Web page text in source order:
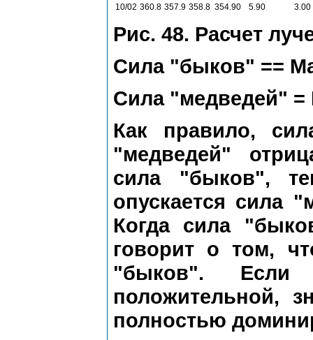
10/02 360.8 357.9 358.8 354.90 5.90 3.00
Рис. 48. Расчет
Сила "быков" ==
Сила "медведей"
Как правило,
"медведей"
сила "быков",
опускается сила
Когда сила
говорит о том,
"быков". Если
положительной,
полностью